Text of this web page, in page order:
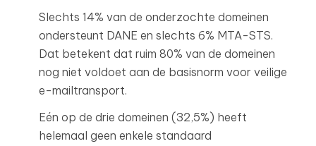
Slechts 14% van de onderzochte domeinen
ondersteunt DANE en slechts 6% MTA-STS.
Dat betekent dat ruim 80% van de domeinen
nog niet voldoet aan de basisnorm voor veilige
e-mailtransport.
Eén op de drie domeinen (32,5%) heeft
helemaal geen enkele standaard